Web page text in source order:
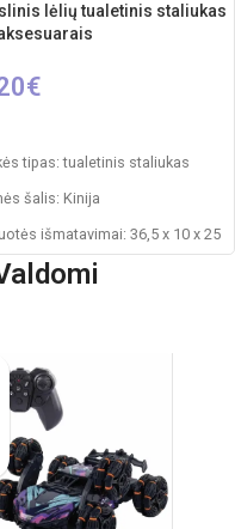
lėlių tualetinis staliukas
€
tipas: tualetinis staliukas
šalis: Kinija
išmatavimai: 36,5 x 10 x 25